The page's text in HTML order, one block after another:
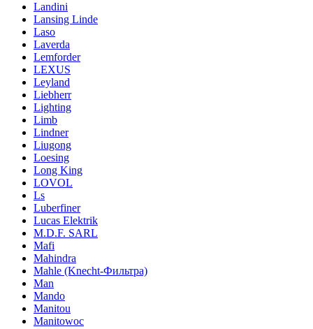
Landini
Lansing Linde
Laso
Laverda
Lemforder
LEXUS
Leyland
Liebherr
Lighting
Limb
Lindner
Liugong
Loesing
Long King
LOVOL
Ls
Luberfiner
Lucas Elektrik
M.D.F. SARL
Mafi
Mahindra
Mahle (Knecht-Фильтра)
Man
Mando
Manitou
Manitowoc